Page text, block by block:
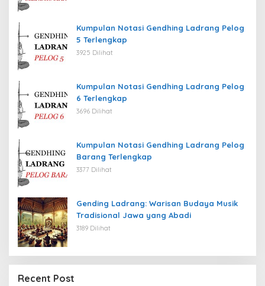
Kumpulan Notasi Gendhing Ladrang Pelog
5 Terlengkap
3925 Dilihat
Kumpulan Notasi Gendhing Ladrang Pelog
6 Terlengkap
3696 Dilihat
Kumpulan Notasi Gendhing Ladrang Pelog
Barang Terlengkap
3377 Dilihat
Gending Ladrang: Warisan Budaya Musik
Tradisional Jawa yang Abadi
3189 Dilihat
Recent Post